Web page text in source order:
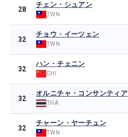
28
チェン・シュアン
TWN
32
チョウ・イーツェン
TWN
32
ハン・チェニン
CHI
32
オルニチャ・コンサンティア
THA
32
チャーン・ヤーチュン
TWN